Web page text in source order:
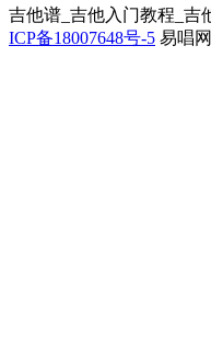
吉他谱_吉他入门教程_吉
ICP备18007648号-5 易唱网